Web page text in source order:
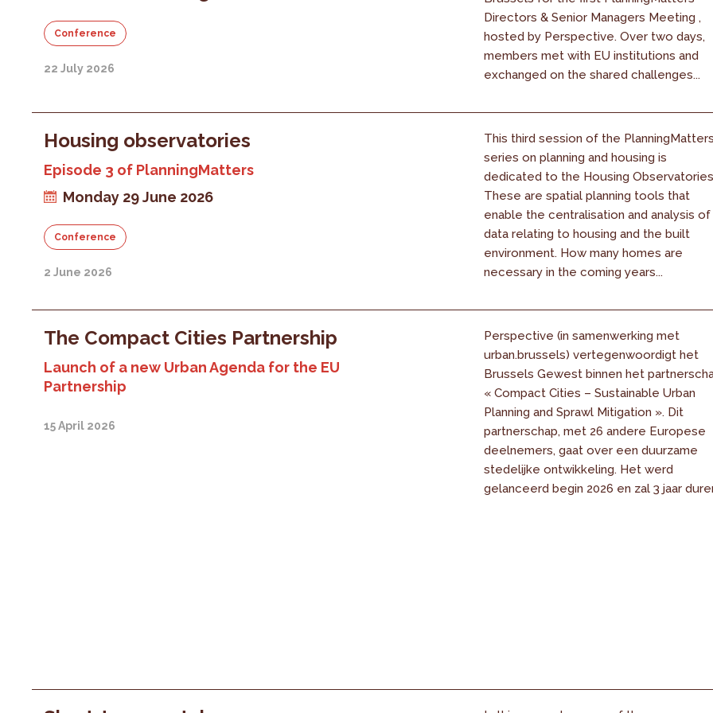
Conference
22 July 2026
Directors & Senior Managers Meeting ,
hosted by Perspective. Over two days,
members met with EU institutions and
exchanged on the shared challenges...
Housing observatories
Episode 3 of PlanningMatters
Monday 29 June 2026
Conference
2 June 2026
This third session of the
series on planning and housing is
dedicated to the Housing
These are spatial planning tools that
enable the centralisation and analysis of
data relating to housing and the built
environment. How many homes are
necessary in the coming years...
The Compact Cities Partnership
Launch of a new Urban Agenda for the EU
Partnership
15 April 2026
Perspective (in samenwerking met
urban.brussels) vertegenwoordigt het
Brussels Gewest binnen het
« Compact Cities – Sustainable Urban
Planning and Sprawl Mitigation ». Dit
partnerschap, met 26 andere Europese
deelnemers, gaat over een duurzame
stedelijke ontwikkeling. Het werd
gelanceerd begin 2026 en zal 3 jaar